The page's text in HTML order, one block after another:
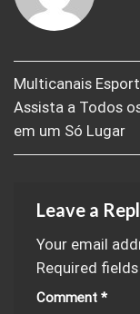
Multicanais
Assista a Todos
em um Só Lugar
Leave a
Your email
Required
Comment *